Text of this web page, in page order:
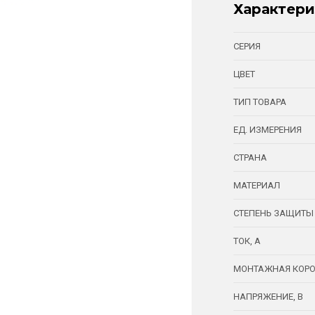
СЕРИЯ
ЦВЕТ
ТИП ТОВАРА
ЕД. ИЗМЕРЕНИЯ
СТРАНА
МАТЕРИАЛ
СТЕПЕНЬ ЗАЩИТЫ
ТОК, А
МОНТАЖНАЯ
НАПРЯЖЕНИЕ, В